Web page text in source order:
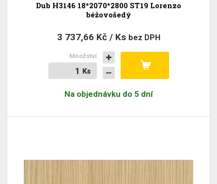
Dub H3146 18*2070*2800 ST19 Lorenzo
béžovošedý
3 737,66 Kč / Ks bez DPH
Ks
Ks
Množství
Na objednávku do 5 dní